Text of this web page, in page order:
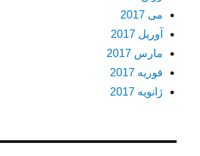
می 2017
آوریل 2017
مارس 2017
فوریه 2017
ژانویه 2017